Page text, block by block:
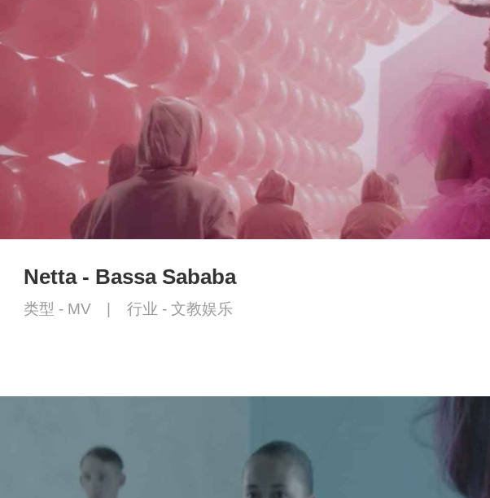
Netta - Bassa Sababa
类型 - MV | 行业 - 文教娱乐